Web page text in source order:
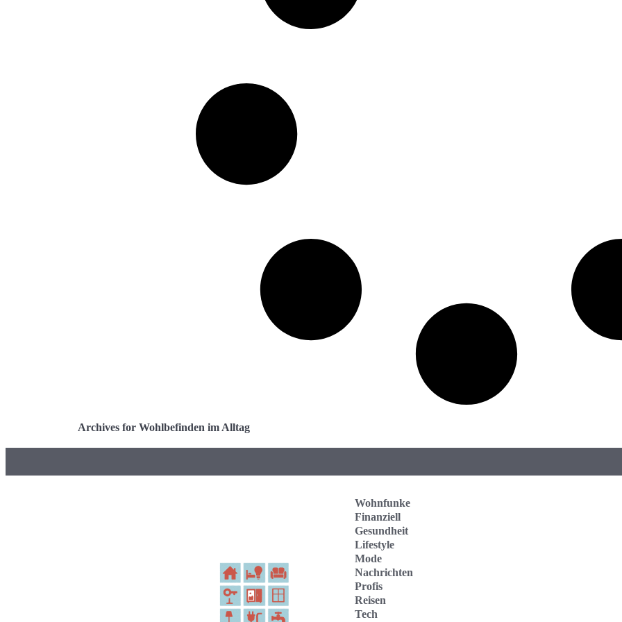
Archives for Wohlbefinden im Alltag
Wohnfunke
Finanziell
Gesundheit
Lifestyle
Mode
Nachrichten
Profis
Reisen
Tech